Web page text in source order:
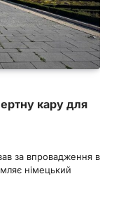
кару для
за впровадження в
німецький